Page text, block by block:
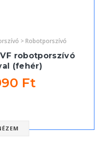
> Robotporszívó
VF robotporszívó
(fehér)
Ft